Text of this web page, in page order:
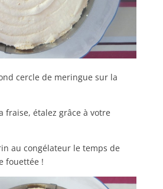
cercle de meringue sur la
fraise, étalez grâce à votre
au congélateur le temps de
fouettée !